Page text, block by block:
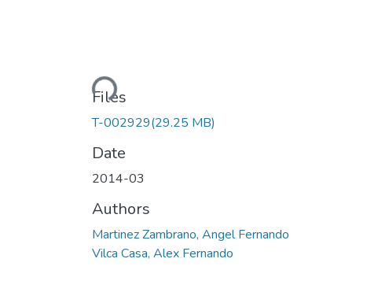
Loading...
Files
T-002929(29.25 MB)
Date
2014-03
Authors
Martinez Zambrano, Angel Fernando
Vilca Casa, Alex Fernando